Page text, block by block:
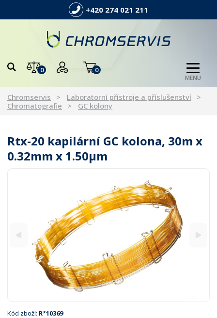
+420 274 021 211
0 0
MENU
Chromservis
Laboratorní přístroje a příslušenství
Chromatografie
GC kolony
Rtx-20 kapilární GC kolona, 30m x
0.32mm x 1.50μm
Kód zboží: R*10369